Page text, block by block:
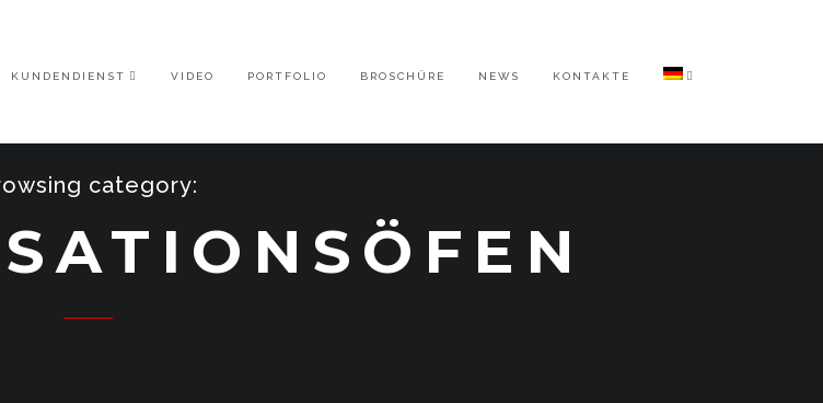
KUNDENDIENST VIDEO PORTFOLIO BROSCHÜRE NEWS KONTAKTE
category: